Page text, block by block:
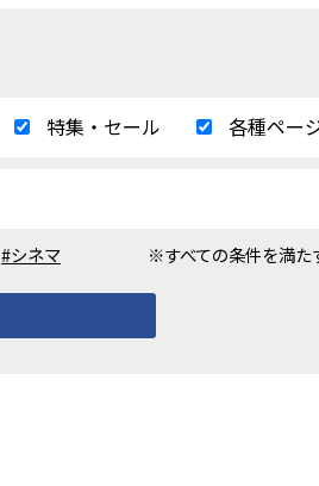
特集・セール 各種ペー
#シネマ ※すべての条件を満た